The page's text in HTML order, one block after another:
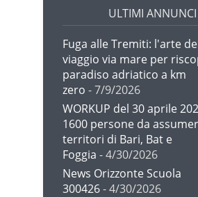
ULTIMI ANNUNCI
Fuga alle Tremiti: l'arte
viaggio via mare per
paradiso adriatico a km
zero - 7/9/2026
WORKUP del 30 aprile
1600 persone da
territori di Bari, Bat e
Foggia - 4/30/2026
News Orizzonte Scuola
300426- 4/30/2026